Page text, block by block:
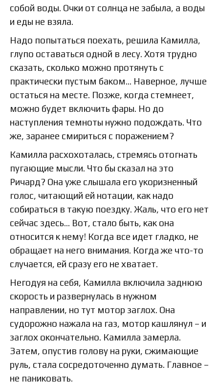
собой воды. Очки от солнца не забыла, а воды
и еды не взяла.
Надо попытаться поехать, решила Камилла,
глупо оставаться одной в лесу. Хотя трудно
сказать, сколько можно протянуть с
практически пустым баком… Наверное, лучше
остаться на месте. Позже, когда стемнеет,
можно будет включить фары. Но до
наступления темноты нужно подождать. Что
же, заранее смириться с поражением?
Камилла расхохоталась, стремясь отогнать
пугающие мысли. Что бы сказал на это
Ричард? Она уже слышала его укоризненный
голос, читающий ей нотации, как надо
собираться в такую поездку. Жаль, что его нет
сейчас здесь… Вот, стало быть, как она
относится к нему! Когда все идет гладко, не
обращает на него внимания. Когда же что-то
случается, ей сразу его не хватает.
Негодуя на себя, Камилла включила заднюю
скорость и развернулась в нужном
направлении, но тут мотор заглох. Она
судорожно нажала на газ, мотор кашлянул – и
заглох окончательно. Камилла замерла.
Затем, опустив голову на руки, сжимающие
руль, стала сосредоточенно думать. Главное –
не паниковать.